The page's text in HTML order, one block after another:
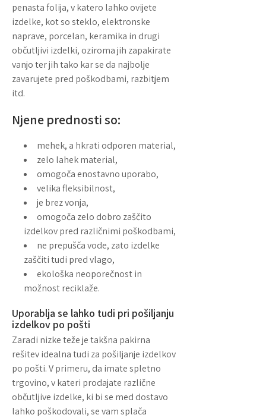
penasta folija, v katero lahko ovijete
izdelke, kot so steklo, elektronske
naprave, porcelan, keramika in drugi
občutljivi izdelki, oziroma jih zapakirate
vanjo ter jih tako kar se da najbolje
zavarujete pred poškodbami, razbitjem
itd.
Njene prednosti so:
mehek, a hkrati odporen material,
zelo lahek material,
omogoča enostavno uporabo,
velika fleksibilnost,
je brez vonja,
omogoča zelo dobro zaščito
izdelkov pred različnimi poškodbami,
ne prepušča vode, zato izdelke
zaščiti tudi pred vlago,
ekološka neoporečnost in
možnost reciklaže.
Uporablja se lahko tudi pri pošiljanju
izdelkov po pošti
Zaradi nizke teže je takšna pakirna
rešitev idealna tudi za pošiljanje izdelkov
po pošti. V primeru, da imate spletno
trgovino, v kateri prodajate različne
občutljive izdelke, ki bi se med dostavo
lahko poškodovali, se vam splača